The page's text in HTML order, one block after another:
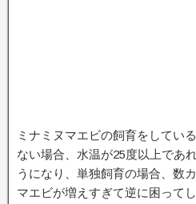
ミナミヌマエビの飼育をしてい
ない場合、水温が25度以上であ
うになり、単独飼育の場合、数
マエビが増えすぎて逆に困って